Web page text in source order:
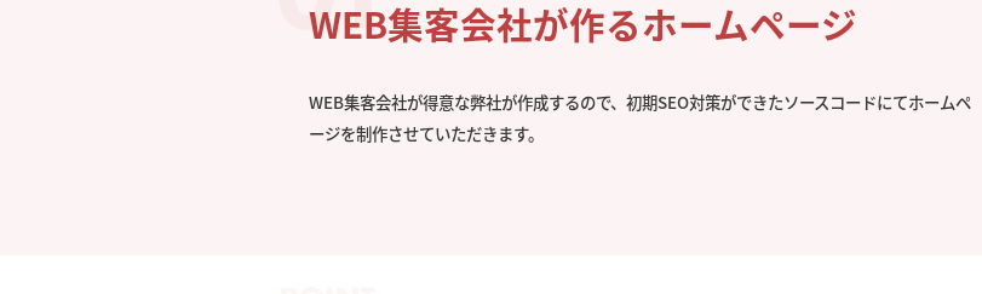
WEB集客会社が作るホームページ
WEB集客会社が得意な弊社が作成するので、初期SEO対策ができたソースコードにてホームペ
ージを制作させていただきます。